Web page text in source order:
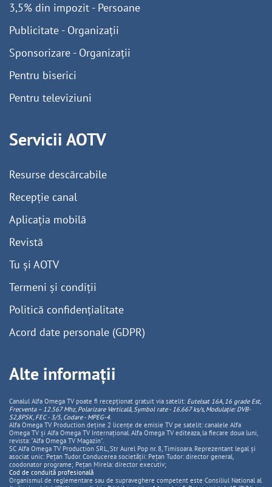
3,5% din impozit - Persoane
Publicitate - Organizații
Sponsorizare - Organizații
Pentru biserici
Pentru televiziuni
Servicii AOTV
Resurse descărcabile
Recepție canal
Aplicația mobilă
Revistă
Tu și AOTV
Termeni și condiții
Politică confidențialitate
Acord date personale (GDPR)
Alte informații
Canalul Alfa Omega TV poate fi recepționat gratuit via satelit: Eutelsat 16A, 16 grade Est,
Frecventa – 12.567 Mhz, PolarizareVerticală, Symbol rate - 16.667 ks/s, Modulație: DVB-
S2,8PSK, FEC - 3/5, Codare - MPEG-4.
Alfa Omega TV Production deține 2 licențe de emisie TV pe satelit: canalele Alfa
Omega TV și Alfa Omega TV Internațional. Alfa Omega TV editeaza, la fiecare doua luni,
revista: "Alfa Omega TV Magazin".
SC Alfa Omega TV Production SRL, Str Aurel Pop nr. 8, Timisoara. Reprezentant legal și
asociat unic: Pețan Tudor. Conducerea societății: Pețan Tudor: director general,
coodonator programe; Pețan Mirela: director executiv;
Cod de conduită profesională
Organismul de reglementare sau de supraveghere competent este Consiliul National al